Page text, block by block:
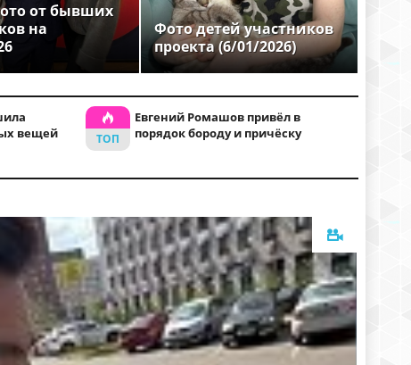
от бывших
на
Фото детей участников
проекта (6/01/2026)
вещей
Евгений Ромашов привёл в
порядок бороду и причёску